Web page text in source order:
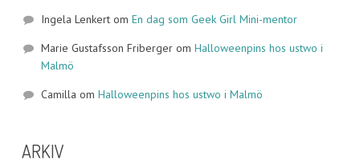
Ingela Lenkertom En dag som Geek Girl Mini-mentor
Marie Gustafsson Fribergerom Halloweenpins hos ustwo i
Malmö
Camilla om Halloweenpins hos ustwo i Malmö
ARKIV